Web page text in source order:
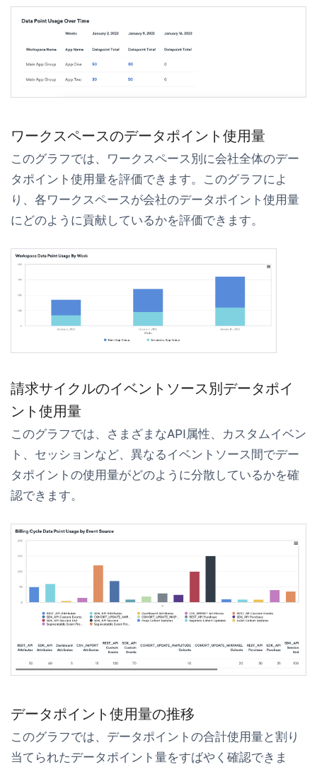
ワークスペースのデータポイント使用量
このグラフでは、ワークスペース別に会社全体のデー
タポイント使用量を評価できます。このグラフによ
り、各ワークスペースが会社のデータポイント使用量
にどのように貢献しているかを評価できます。
請求サイクルのイベントソース別データポイ
ント使用量
このグラフでは、さまざまなAPI属性、カスタムイベン
ト、セッションなど、異なるイベントソース間でデー
タポイントの使用量がどのように分散しているかを確
認できます。
データポイント使用量の推移
このグラフでは、データポイントの合計使用量と割り
当てられたデータポイント量をすばやく確認できま